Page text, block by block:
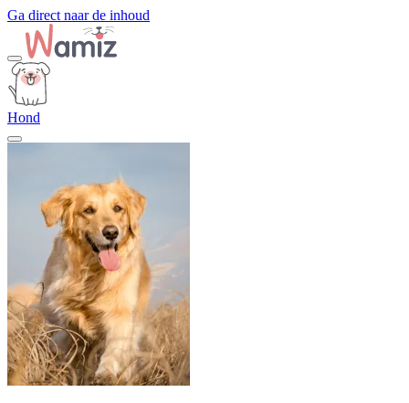
Ga direct naar de inhoud
Hond